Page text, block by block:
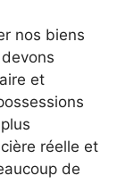
nos biens
et
réelle et
de